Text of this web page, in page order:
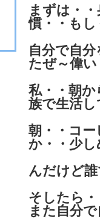
まずは・
慣・・もし
自分で自
たぜ～偉い
私・・朝
族で生活
朝・・コ
か・・少
んだけど
そしたら
また自分